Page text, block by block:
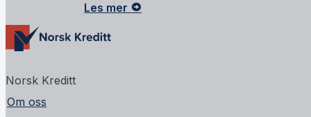
Les mer
Norsk Kreditt
Om oss